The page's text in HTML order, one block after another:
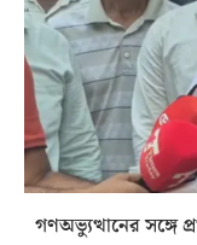
গণঅভ্যুত্থানের সঙ্গে